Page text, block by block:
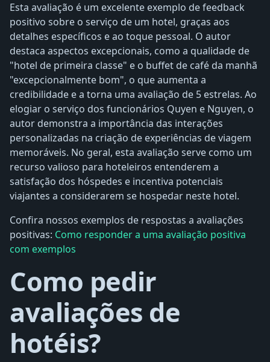
Esta avaliação é um excelente exemplo de feedback
positivo sobre o serviço de um hotel, graças aos
detalhes específicos e ao toque pessoal. O autor
destaca aspectos excepcionais, como a qualidade de
"hotel de primeira classe" e o buffet de café da manhã
"excepcionalmente bom", o que aumenta a
credibilidade e a torna uma avaliação de 5 estrelas. Ao
elogiar o serviço dos funcionários Quyen e Nguyen, o
autor demonstra a importância das interações
personalizadas na criação de experiências de viagem
memoráveis. No geral, esta avaliação serve como um
recurso valioso para hoteleiros entenderem a
satisfação dos hóspedes e incentiva potenciais
viajantes a considerarem se hospedar neste hotel.
Confira nossos exemplos de respostas a avaliações
positivas: Como responder a uma avaliação positiva
com exemplos
Como pedir
avaliações de
hotéis?